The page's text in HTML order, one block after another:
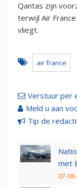
Qantas zijn
terwijl Air
vliegt.
air france
Verstuur per
Meld u aan
Tip de
met
07-